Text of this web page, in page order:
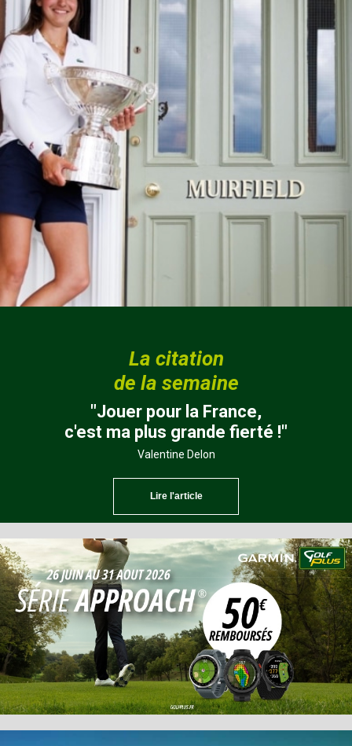
La citation
de la semaine
"Jouer pour la France,
c'est ma plus grande fierté !"
Valentine Delon
Lire l'article